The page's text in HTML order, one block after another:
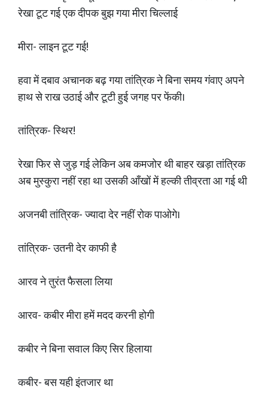
रेखा टूट गई एक दीपक बुझ गया मीरा चिल्लाई
मीरा- लाइन टूट गई!
हवा में दबाव अचानक बढ़ गया तांत्रिक ने बिना समय गंवाए अपने
हाथ से राख उठाई और टूटी हुई जगह पर फेंकी।
तांत्रिक- स्थिर!
रेखा फिर से जुड़ गई लेकिन अब कमजोर थी बाहर खड़ा तांत्रिक
अब मुस्कुरा नहीं रहा था उसकी आँखों में हल्की तीव्रता आ गई थी
अजनबी तांत्रिक- ज्यादा देर नहीं रोक पाओगे।
तांत्रिक- उतनी देर काफी है
आरव ने तुरंत फैसला लिया
आरव- कबीर मीरा हमें मदद करनी होगी
कबीर ने बिना सवाल किए सिर हिलाया
कबीर- बस यही इंतजार था